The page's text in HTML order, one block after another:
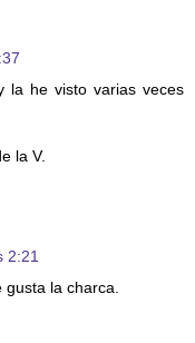
la he visto varias veces
la V.
2:21
la charca.